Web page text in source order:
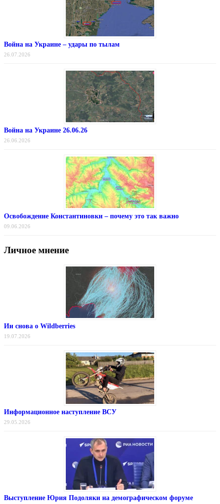
Война на Украине – удары по тылам
26.07.2026
Война на Украине 26.06.26
26.06.2026
Освобождение Константиновки – почему это так важно
09.06.2026
Личное мнение
Ии снова о Wildberries
19.07.2026
Информационное наступление ВСУ
29.05.2026
Выступление Юрия Подоляки на демографическом форуме